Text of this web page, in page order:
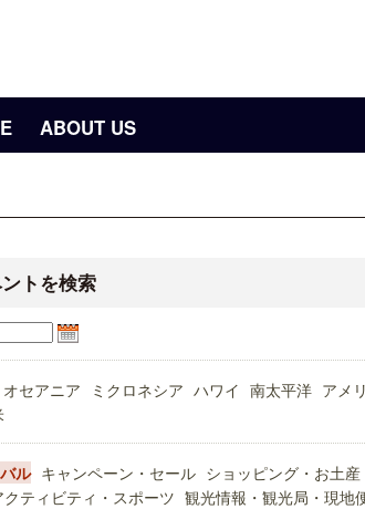
ABOUT US
トを検索
オセアニア ミクロネシア ハワイ 南太平洋 アメ
ル キャンペーン・セール ショッピング・お土産
クティビティ・スポーツ 観光情報・観光局・現地